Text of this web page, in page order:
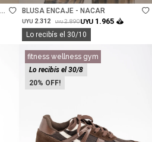
BLUSA ENCAJE - NACAR
UYU 2.312 UYU 2.890UYU 1.965
Lo recibís el 30/10
20
fitness wellness gym
Lo recibís el 30/8